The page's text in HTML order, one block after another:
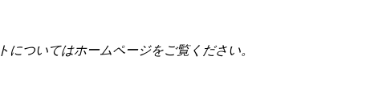
ついてはホームページをご覧ください。